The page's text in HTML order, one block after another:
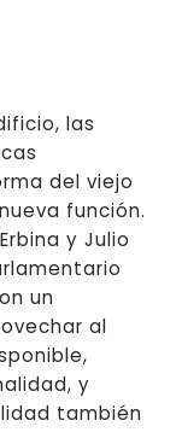
las
del viejo
función.
y Julio
un
al
y
también